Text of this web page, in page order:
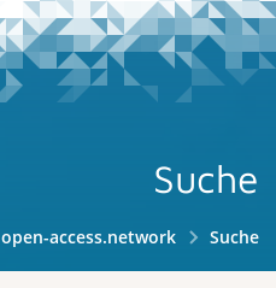
Suche
open-access.network Suche